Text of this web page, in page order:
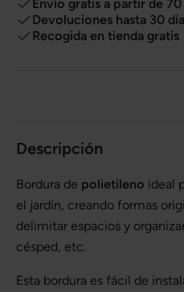
Envío gratis a partir de
Devoluciones hasta 30
Recogida en tienda gratis
Descripción
Bordura de polietileno ideal
el jardín, creando formas
delimitar espacios y
césped, etc.
Esta bordura es fácil de